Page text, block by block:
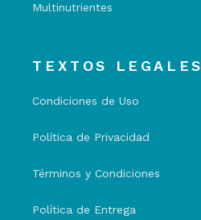
Multinutrientes
TEXTOS LEGALES
Condiciones de Uso
Política de Privacidad
Términos y Condiciones
Política de Entrega